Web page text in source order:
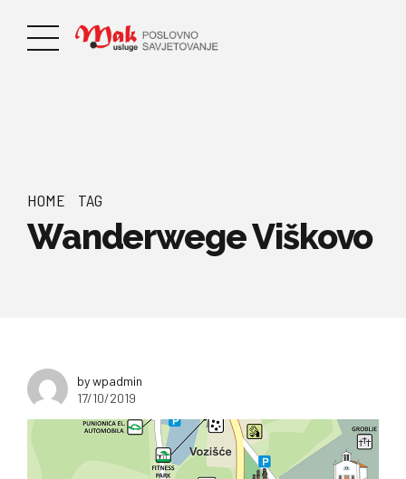
HOME TAG
Wanderwege Viškovo
by wpadmin
17/10/2019